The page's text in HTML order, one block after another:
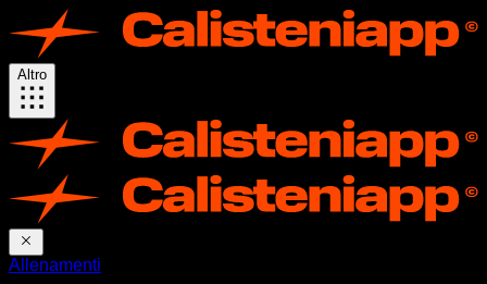
Altro
Allenamenti